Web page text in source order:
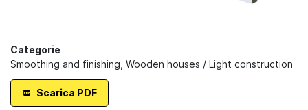
Categorie
Smoothing and finishing Wooden houses / Light construction
Scarica PDF